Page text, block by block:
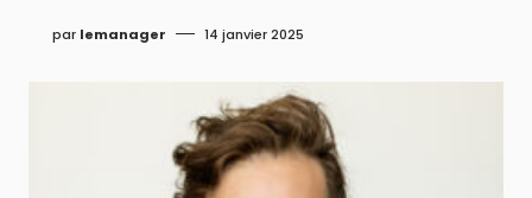
par lemanager 14 janvier 2025